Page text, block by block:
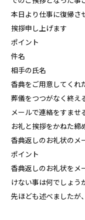
本日より仕事に復帰さ
挨拶申し上げます
ポイント
件名
相手の氏名
香典をご用意してくれ
葬儀をつつがなく終え
メールで連絡をすませ
お礼と挨拶をかねた締
香典返しのお礼状のメ
ポイント
香典返しのお礼状をメ
けない事は何でしょう
先ほども述べましたが